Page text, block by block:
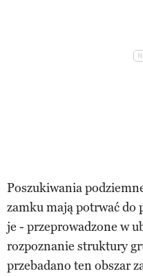
Poszukiwania
zamku mają potrwać do
je - przeprowadzone w
rozpoznanie struktury
przebadano ten obszar